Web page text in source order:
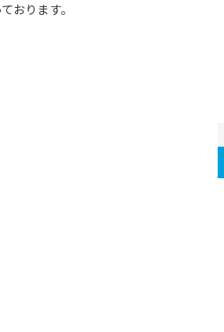
おります。